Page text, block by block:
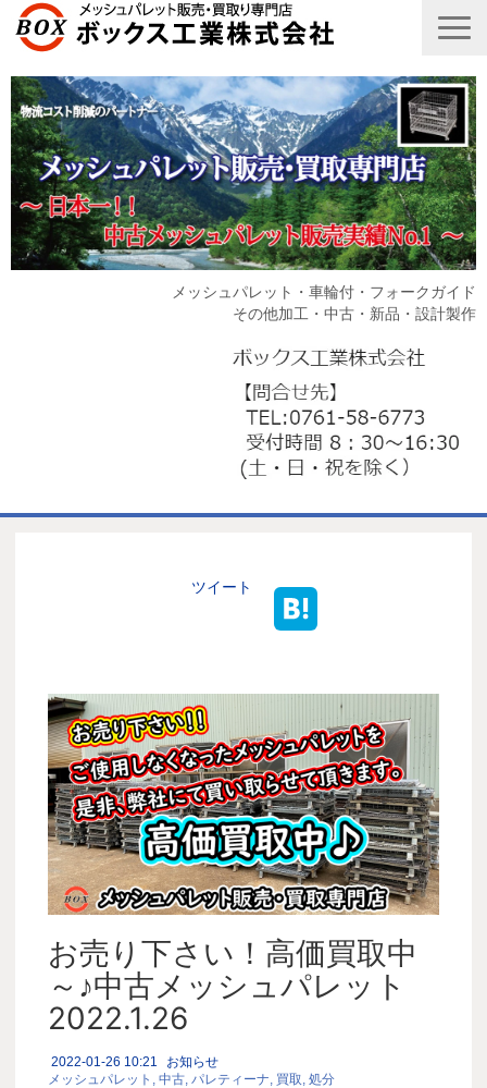
メッシュパレット・車輪付・フォークガイド
その他加工・中古・新品・設計製作
商品一覧表
お取引の流れ
代理店募集
会社情報
お問い合わせ
ツイート
お売り下さい！高価買取中
～♪中古メッシュパレット
2022.1.26
2022-01-26 10:21
お知らせ
メッシュパレット
中古 パレティーナ 買取 処分